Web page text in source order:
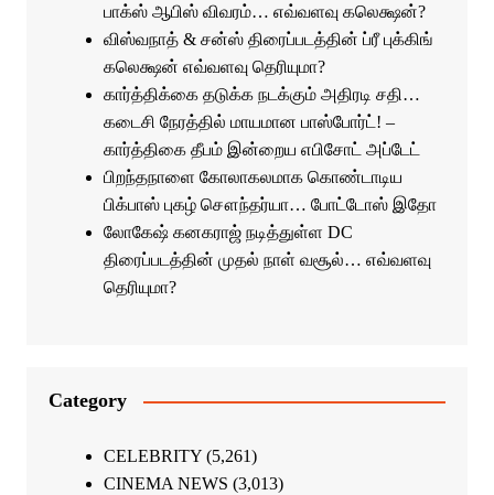
பாக்ஸ் ஆபிஸ் விவரம்… எவ்வளவு கலெக்ஷன்?
விஸ்வநாத் & சன்ஸ் திரைப்படத்தின் ப்ரீ புக்கிங்
கலெக்ஷன் எவ்வளவு தெரியுமா?
கார்த்திக்கை தடுக்க நடக்கும் அதிரடி சதி…
கடைசி நேரத்தில் மாயமான பாஸ்போர்ட்! –
கார்த்திகை தீபம் இன்றைய எபிசோட் அப்டேட்
பிறந்தநாளை கோலாகலமாக கொண்டாடிய
பிக்பாஸ் புகழ் சௌந்தர்யா… போட்டோஸ் இதோ
லோகேஷ் கனகராஜ் நடித்துள்ள DC
திரைப்படத்தின் முதல் நாள் வசூல்… எவ்வளவு
தெரியுமா?
Category
CELEBRITY(5,261)
CINEMA NEWS (3,013)